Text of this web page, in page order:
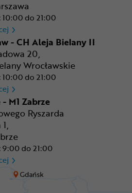
Gdańsk
do 21:00
CR Warszawa - CH Okęcie
- CH Aleja Bielany II
20,
Wrocławskie
do 21:00
CR Wrocław - CH Aleja
M1 Zabrze
Ryszarda
do 21:00
CR Zabrze - M1 Zabrze